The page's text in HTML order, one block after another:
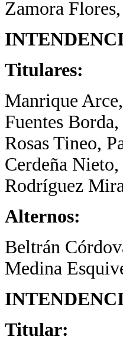
Zamora
Titulares:
Manrique
Fuentes
Rosas Tineo,
Cerdeña
Rodríguez
Alternos:
Beltrán
Medina
Titular: